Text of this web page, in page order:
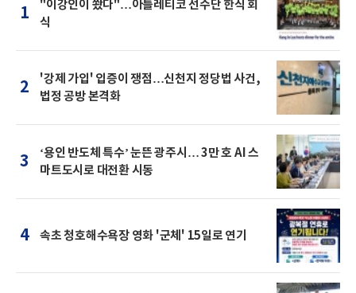
1
"이강인이 쐈다"…아틀레티코 선수단 한식 회
식
2
'강제 가입' 입증이 쟁점…신천지 정당법 사건,
법정 공방 본격화
3
‘용인 반도체 특수’ 눈뜬 광주시… 3만 호 AI 스
마트도시로 대전환 시동
4 속초 청호해수욕장 영화 '군체' 15일로 연기